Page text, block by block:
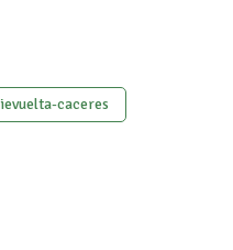
caceres